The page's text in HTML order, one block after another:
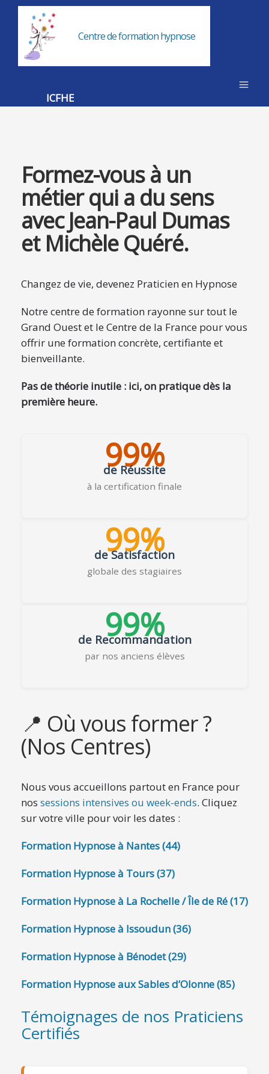
Centre de formation hypnose
ICFHE
Formez-vous à un
métier qui a du sens
avec Jean-Paul Dumas
et Michèle Quéré.
Changez de vie, devenez Praticien en Hypnose
Notre centre de formation rayonne sur tout le
Grand Ouest et le Centre de la France pour vous
offrir une formation concrète, certifiante et
bienveillante.
Pas de théorie inutile : ici, on pratique dès la
première heure.
99%
de Réussite
à la certification finale
99%
de Satisfaction
globale des stagiaires
99%
de Recommandation
par nos anciens élèves
📍 Où vous former ?
(Nos Centres)
Nous vous accueillons partout en France pour
nos sessions intensives ou week-ends. Cliquez
sur votre ville pour voir les dates :
Formation Hypnose à Nantes (44)
Formation Hypnose à Tours (37)
Formation Hypnose à La Rochelle / Île de Ré (17)
Formation Hypnose à Issoudun (36)
Formation Hypnose à Bénodet (29)
Formation Hypnose aux Sables d’Olonne (85)
Témoignages de nos Praticiens
Certifiés